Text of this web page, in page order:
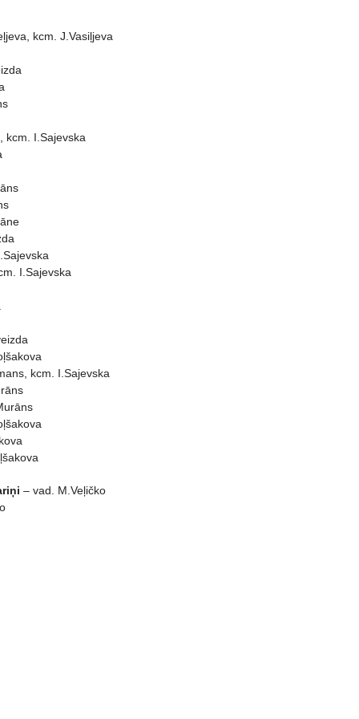
kcm. J.Vasiļjeva
kcm. I.Sajevska
I.Sajevska
kcm. I.Sajevska
– vad. M.Veļičko